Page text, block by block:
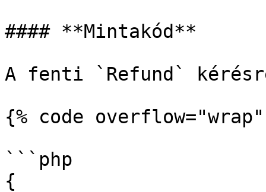
#### **Mintakód**
A fenti `Refund`
{% code
```php
{